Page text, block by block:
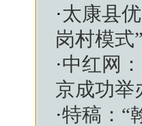
·太康县
岗村模式
·中红网
京成功举
·特稿：“